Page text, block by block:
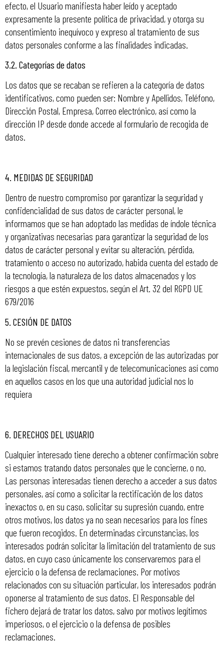
efecto, el Usuario manifiesta haber leído y aceptado
expresamente la presente política de privacidad, y otorga su
consentimiento inequívoco y expreso al tratamiento de sus
datos personales conforme a las finalidades indicadas.
3.2. Categorías de datos
Los datos que se recaban se refieren a la categoría de datos
identificativos, como pueden ser: Nombre y Apellidos, Teléfono,
Dirección Postal, Empresa, Correo electrónico, así como la
dirección IP desde donde accede al formulario de recogida de
datos.
4. MEDIDAS DE SEGURIDAD
Dentro de nuestro compromiso por garantizar la seguridad y
confidencialidad de sus datos de carácter personal, le
informamos que se han adoptado las medidas de índole técnica
y organizativas necesarias para garantizar la seguridad de los
datos de carácter personal y evitar su alteración, pérdida,
tratamiento o acceso no autorizado, habida cuenta del estado de
la tecnología, la naturaleza de los datos almacenados y los
riesgos a que estén expuestos, según el Art. 32 del RGPD UE
679/2016
5. CESIÓN DE DATOS
No se prevén cesiones de datos ni transferencias
internacionales de sus datos, a excepción de las autorizadas por
la legislación fiscal, mercantil y de telecomunicaciones así como
en aquellos casos en los que una autoridad judicial nos lo
requiera
6. DERECHOS DEL USUARIO
Cualquier interesado tiene derecho a obtener confirmación sobre
si estamos tratando datos personales que le concierne, o no.
Las personas interesadas tienen derecho a acceder a sus datos
personales, así como a solicitar la rectificación de los datos
inexactos o, en su caso, solicitar su supresión cuando, entre
otros motivos, los datos ya no sean necesarios para los fines
que fueron recogidos. En determinadas circunstancias, los
interesados podrán solicitar la limitación del tratamiento de sus
datos, en cuyo caso únicamente los conservaremos para el
ejercicio o la defensa de reclamaciones. Por motivos
relacionados con su situación particular, los interesados podrán
oponerse al tratamiento de sus datos. El Responsable del
fichero dejará de tratar los datos, salvo por motivos legítimos
imperiosos, o el ejercicio o la defensa de posibles
reclamaciones.